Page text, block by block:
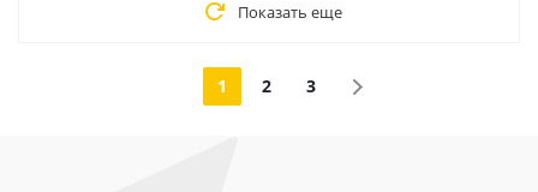
Показать еще
1 2 3